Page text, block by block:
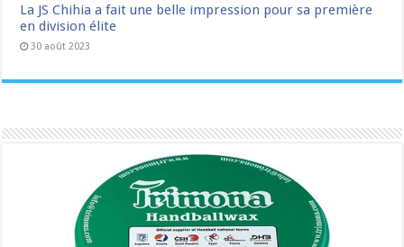
La JS Chihia a fait une belle impression pour sa première
en division élite
30 août 2023